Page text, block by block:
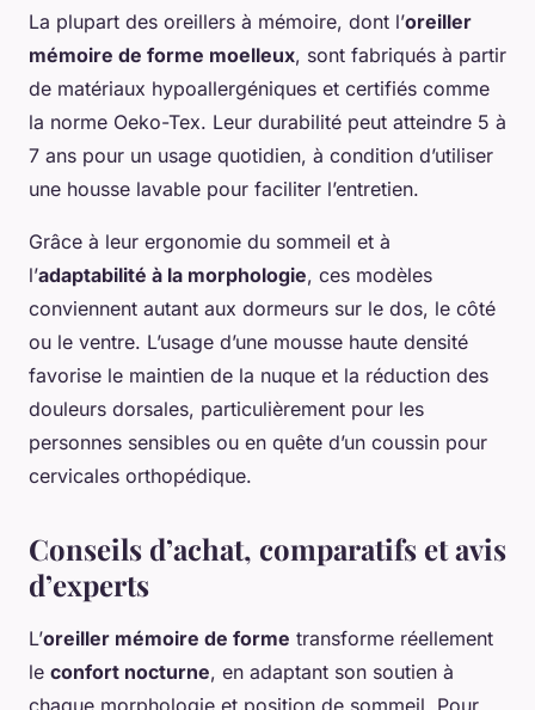
La plupart des oreillers à mémoire, dont l’oreiller
mémoire de forme moelleux, sont fabriqués à partir
de matériaux hypoallergéniques et certifiés comme
la norme Oeko-Tex. Leur durabilité peut atteindre 5 à
7 ans pour un usage quotidien, à condition d’utiliser
une housse lavable pour faciliter l’entretien.
Grâce à leur ergonomie du sommeil et à
l’adaptabilité à la morphologie, ces modèles
conviennent autant aux dormeurs sur le dos, le côté
ou le ventre. L’usage d’une mousse haute densité
favorise le maintien de la nuque et la réduction des
douleurs dorsales, particulièrement pour les
personnes sensibles ou en quête d’un coussin pour
cervicales orthopédique.
Conseils d’achat, comparatifs et avis
d’experts
L’oreiller mémoire de forme transforme réellement
le confort nocturne, en adaptant son soutien à